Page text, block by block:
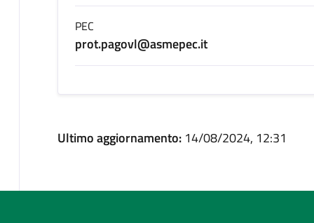
PEC
prot.pagovl@asmepec.it
Ultimo aggiornamento: 14/08/2024, 12:31